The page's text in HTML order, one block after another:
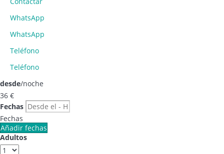
WhatsApp
WhatsApp
Teléfono
Teléfono
desde/noche
36 €
Fechas
Fechas
Añadir fechas
Adultos